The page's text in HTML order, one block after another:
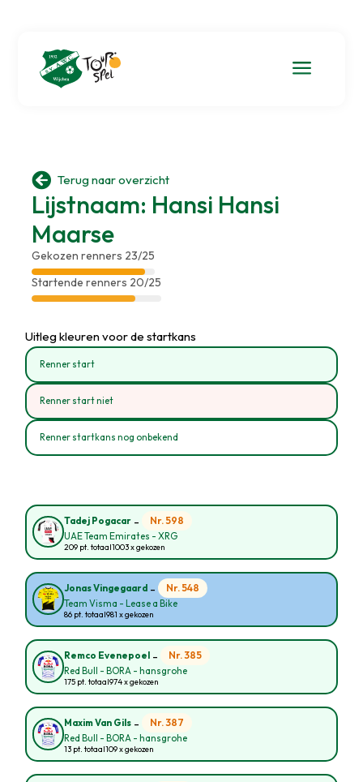
a
 Terug naar overzicht
Lijstnaam: Hansi Hansi
Maarse
Gekozen renners 23/25
Startende renners 20/25
Uitleg kleuren voor de startkans
Renner start
Renner start niet
Renner startkans nog onbekend
Tadej Pogacar - Nr. 598
UAE Team Emirates - XRG
209 pt. totaal1003 x gekozen
Jonas Vingegaard - Nr. 548
Team Visma - Lease a Bike
86 pt. totaal981 x gekozen
Remco Evenepoel - Nr. 385
Red Bull - BORA - hansgrohe
175 pt. totaal974 x gekozen
Maxim Van Gils - Nr. 387
Red Bull - BORA - hansgrohe
13 pt. totaal109 x gekozen